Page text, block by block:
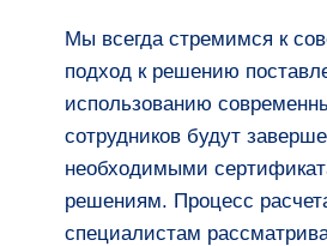
Мы всегда стремимся к
подход к решению
использованию
сотрудников будут
необходимыми
решениям. Процесс
специалистам